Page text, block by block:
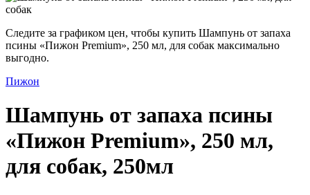
Следите за графиком цен, чтобы купить Шампунь от запаха
псины «Пижон Premium», 250 мл, для собак максимально
выгодно.
Пижон
Шампунь от запаха псины
«Пижон Premium», 250 мл,
для собак, 250мл